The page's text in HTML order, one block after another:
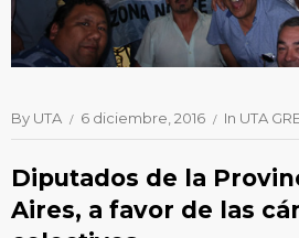
By UTA 6 diciembre, 2016 In UTA
Diputados de la
Aires, a favor de las